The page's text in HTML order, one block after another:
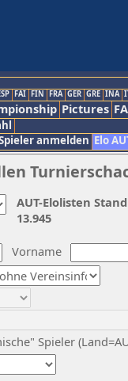
FAI FIN FRA GER GRE INA
Pictures
anmelden Elo
Vorname
Spieler
AUT-Elolisten
13.945